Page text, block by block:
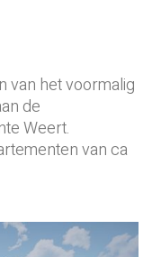
van het voormalig
de
Weert.
van ca